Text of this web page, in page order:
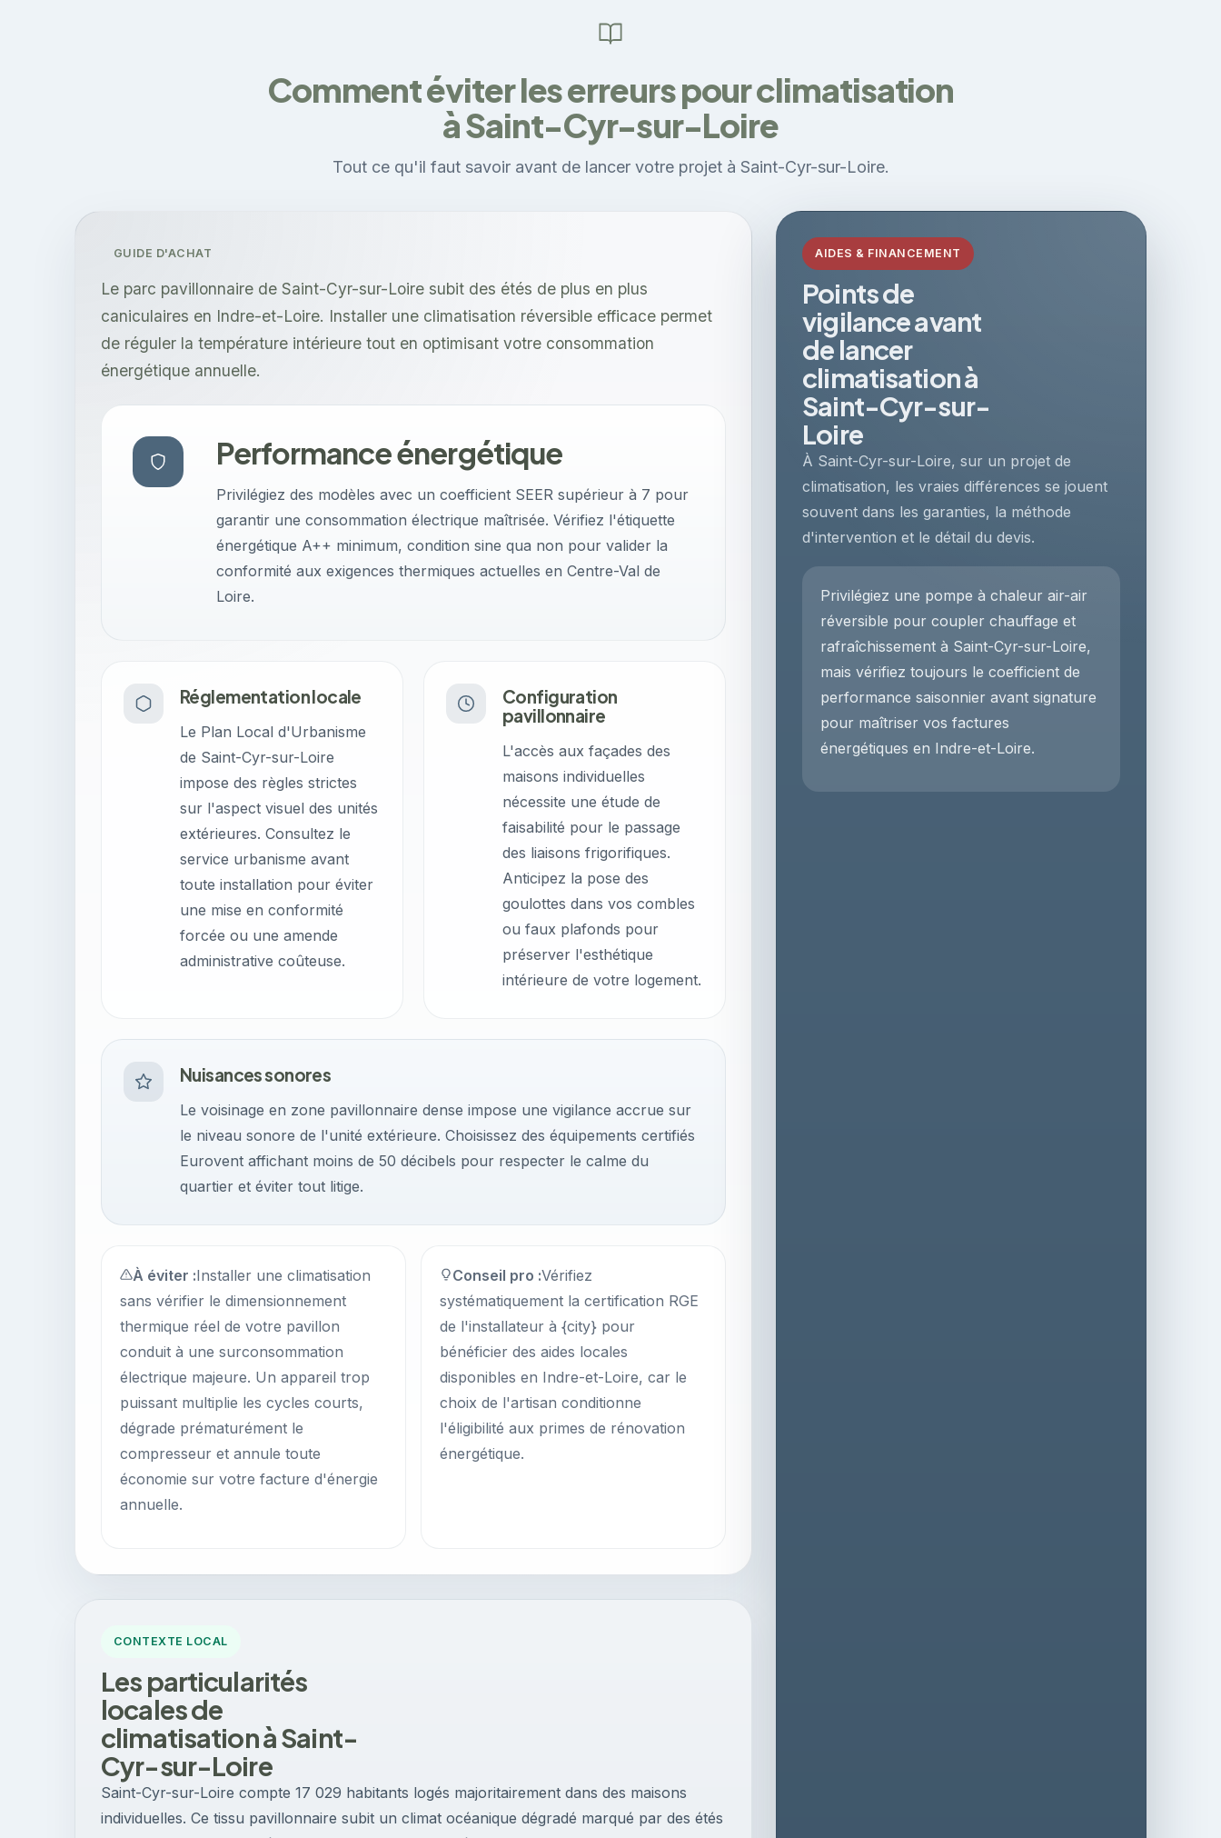
Comment éviter les erreurs pour climatisation
à Saint-Cyr-sur-Loire
Tout ce qu'il faut savoir avant de lancer votre projet à Saint-Cyr-sur-Loire.
GUIDE D'ACHAT
Le parc pavillonnaire de Saint-Cyr-sur-Loire subit des étés de plus en plus
caniculaires en Indre-et-Loire. Installer une climatisation réversible efficace permet
de réguler la température intérieure tout en optimisant votre consommation
énergétique annuelle.
Performance énergétique
Privilégiez des modèles avec un coefficient SEER supérieur à 7 pour
garantir une consommation électrique maîtrisée. Vérifiez l'étiquette
énergétique A++ minimum, condition sine qua non pour valider la
conformité aux exigences thermiques actuelles en Centre-Val de
Loire.
Réglementation locale
Le Plan Local d'Urbanisme
de Saint-Cyr-sur-Loire
impose des règles strictes
sur l'aspect visuel des unités
extérieures. Consultez le
service urbanisme avant
toute installation pour éviter
une mise en conformité
forcée ou une amende
administrative coûteuse.
Configuration
pavillonnaire
L'accès aux façades des
maisons individuelles
nécessite une étude de
faisabilité pour le passage
des liaisons frigorifiques.
Anticipez la pose des
goulottes dans vos combles
ou faux plafonds pour
préserver l'esthétique
intérieure de votre logement.
Nuisances sonores
Le voisinage en zone pavillonnaire dense impose une vigilance accrue sur
le niveau sonore de l'unité extérieure. Choisissez des équipements certifiés
Eurovent affichant moins de 50 décibels pour respecter le calme du
quartier et éviter tout litige.
À éviter :Installer une climatisation
sans vérifier le dimensionnement
thermique réel de votre pavillon
conduit à une surconsommation
électrique majeure. Un appareil trop
puissant multiplie les cycles courts,
dégrade prématurément le
compresseur et annule toute
économie sur votre facture d'énergie
annuelle.
Conseil pro :Vérifiez
systématiquement la certification RGE
de l'installateur à {city} pour
bénéficier des aides locales
disponibles en Indre-et-Loire, car le
choix de l'artisan conditionne
l'éligibilité aux primes de rénovation
énergétique.
AIDES & FINANCEMENT
Points de
vigilance avant
de lancer
climatisation à
Saint-Cyr-sur-
Loire
À Saint-Cyr-sur-Loire, sur un projet de
climatisation, les vraies différences se jouent
souvent dans les garanties, la méthode
d'intervention et le détail du devis.
Privilégiez une pompe à chaleur air-air
réversible pour coupler chauffage et
rafraîchissement à Saint-Cyr-sur-Loire,
mais vérifiez toujours le coefficient de
performance saisonnier avant signature
pour maîtriser vos factures
énergétiques en Indre-et-Loire.
CONTEXTE LOCAL
Les particularités
locales de
climatisation à Saint-
Cyr-sur-Loire
Saint-Cyr-sur-Loire compte 17 029 habitants logés majoritairement dans des maisons
individuelles. Ce tissu pavillonnaire subit un climat océanique dégradé marqué par des étés